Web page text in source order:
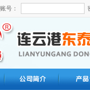
账号：